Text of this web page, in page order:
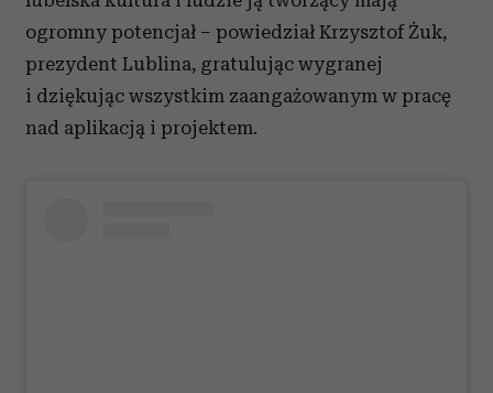
ogromny potencjał – powiedział Krzysztof Żuk,
prezydent Lublina, gratulując wygranej
i dziękując wszystkim zaangażowanym w pracę
nad aplikacją i projektem.